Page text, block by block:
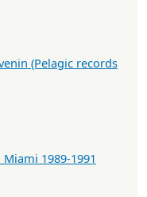
(Pelagic records
Miami 1989-1991